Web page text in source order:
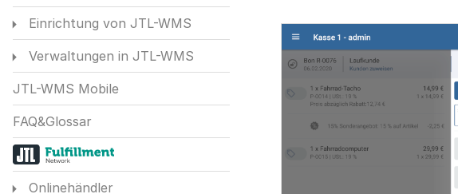
Einrichtung von JTL-WMS
Verwaltungen in JTL-WMS
JTL-WMS Mobile
FAQ&Glossar
Onlinehändler